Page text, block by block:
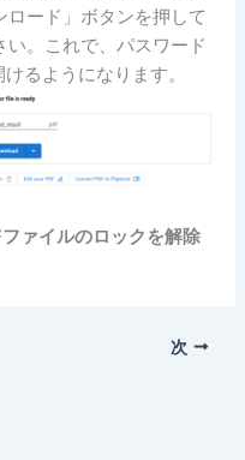
ード」ボタンを押して
い。これで、パスワード
るようになります。
ァイルのロックを解除
次